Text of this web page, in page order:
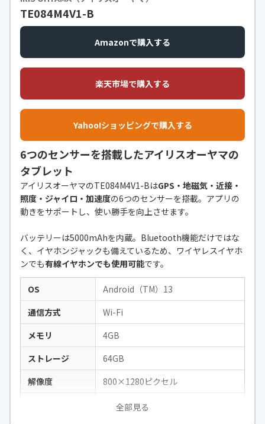
TE084M4V1-B
Amazonで購入する
楽天市場で購入する
Yahoo!ショッピングで購入する
6つのセンサーを搭載したアイリスオーヤマの
タブレット
アイリスオーヤマのTE084M4V1-BはGPS・地磁気・近接・
照度・ジャイロ・加速度の6つのセンサーを搭載。アプリの
動きをサポートし、使い勝手を向上させます。
バッテリーは5000mAhを内蔵。Bluetooth機能だけではな
く、イヤホンジャックも備えているため、ワイヤレスイヤホ
ンでも有線イヤホンでも使用可能です。
OS
Android（TM）13
通信方式
Wi-Fi
メモリ
4GB
ストレージ
64GB
解像度
800×1280ピクセル
UNISOC T606 8コア（2＊ARM Cort
全部見る